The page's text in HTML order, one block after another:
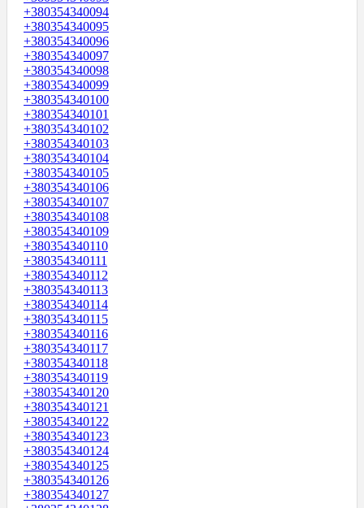
+380354340094
+380354340095
+380354340096
+380354340097
+380354340098
+380354340099
+380354340100
+380354340101
+380354340102
+380354340103
+380354340104
+380354340105
+380354340106
+380354340107
+380354340108
+380354340109
+380354340110
+380354340111
+380354340112
+380354340113
+380354340114
+380354340115
+380354340116
+380354340117
+380354340118
+380354340119
+380354340120
+380354340121
+380354340122
+380354340123
+380354340124
+380354340125
+380354340126
+380354340127